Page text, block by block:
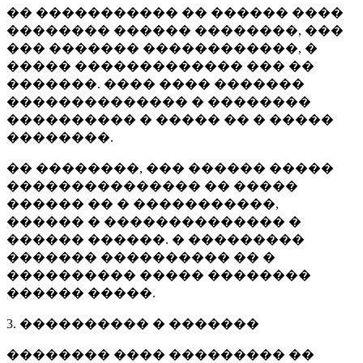
�� ����������� �� ������ ����
�������� ������ ��������, ���
��� ������� ������������, �
����� ������������� ��� ��
�������. ���� ���� �������
�������������� � ��������
���������� � ����� �� � �����
��������.
�� ��������, ��� ������ �����
��������������� �� �����
������ �� � �����������,
������ � �������������� �
������ ������. � ���������
������� ���������� �� �
���������� ����� ��������
������ �����.
3. ���������� � �������
�������� ���� ��������� ��